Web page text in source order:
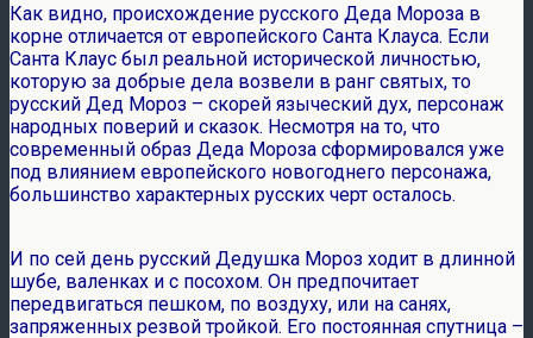
Как видно, происхождение русского Деда Мороза в
корне отличается от европейского Санта Клауса. Если
Санта Клаус был реальной исторической личностью,
которую за добрые дела возвели в ранг святых, то
русский Дед Мороз – скорей языческий дух, персонаж
народных поверий и сказок. Несмотря на то, что
современный образ Деда Мороза сформировался уже
под влиянием европейского новогоднего персонажа,
большинство характерных русских черт осталось.
И по сей день русский Дедушка Мороз ходит в длинной
шубе, валенках и с посохом. Он предпочитает
передвигаться пешком, по воздуху, или на санях,
запряженных резвой тройкой. Его постоянная спутница –